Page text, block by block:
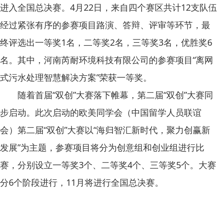
进入全国总决赛。 4月22日，来自四个赛区共计12支队伍
经过紧张有序的参赛项目路演、答辩、评审等环节，最
终评选出一等奖1名，二等奖2名，三等奖3名，优胜奖6
名。其中，河南芮耐环境科技有限公司的参赛项目“离网
式污水处理智慧解决方案”荣获一等奖。
随着首届“双创”大赛落下帷幕，第二届“双创”大赛同
步启动。此次启动的欧美同学会（中国留学人员联谊
会）第二届“双创”大赛以“海归智汇新时代，聚力创赢新
发展”为主题，参赛项目将分为创意组和创业组进行比
赛，分别设立一等奖3个、二等奖4个、三等奖5个。大赛
分6个阶段进行， 11 月将进行全国总决赛。